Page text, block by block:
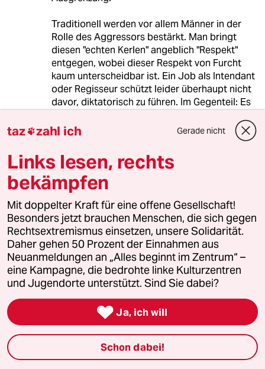
Traditionell werden vor allem Männer in der
Rolle des Aggressors bestärkt. Man bringt
diesen "echten Kerlen" angeblich "Respekt"
entgegen, wobei dieser Respekt von Furcht
kaum unterscheidbar ist. Ein Job als Intendant
oder Regisseur schützt leider überhaupt nicht
davor, diktatorisch zu führen. Im Gegenteil: Es
Führungsposition heraus.
Schön, dass wenigstens die taz den Versuch
unternimmt zu reden, wenn auch nur am
"exotischen" Exempel. Das Risiko des Schusses
ins eigene Knie dürfte der Redaktion ja
immerhin bewusst sein. Dumm ist sie
schließlich nicht.
LK Lu Ka
05.01.2016,17:26 Uhr
@mowgli:
"Für mich ist dieser blinde Fleck ein
Beleg für die Gewalt, der sich
Menschen hier bereits sehr früh in
ihrem Leben ausgesetzt sehen und
taz zahl ich Gerade nicht
Links lesen, rechts
bekämpfen
Mit doppelter Kraft für eine offene Gesellschaft!
Besonders jetzt brauchen Menschen, die sich gegen
Rechtsextremismus einsetzen, unsere Solidarität.
Daher gehen 50 Prozent der Einnahmen aus
Neuanmeldungen an „Alles beginnt im Zentrum“ –
eine Kampagne, die bedrohte linke Kulturzentren
und Jugendorte unterstützt. Sind Sie dabei?
 Ja, ich will
Schon dabei!